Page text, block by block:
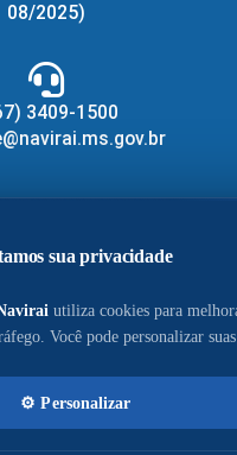
08/2025)
3409-1500
do Município de
E-mail da Assessoria: